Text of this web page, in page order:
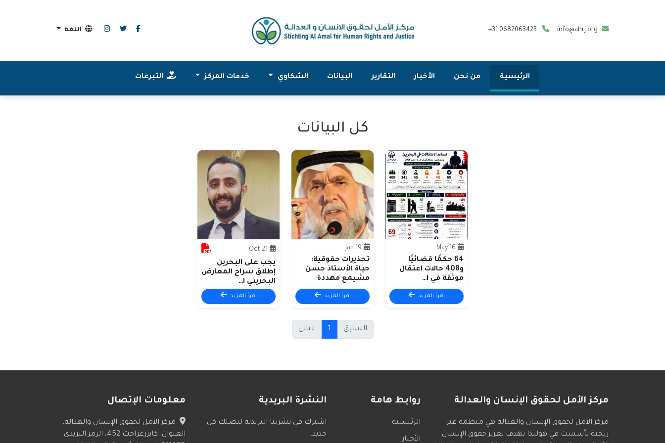
info@ahrj.org
+31 0682063423 اللغة
الرئيسية من نحن الأخبار التقارير البيانات الشكاوي خدمات المركز التبرعات
كل البيانات
16 May
64 حكمًا قضائيًا
و408 حالات اعتقال
موثقة في ا…
اقرأ المزيد
19 Jan
تحذيرات حقوقية:
حياة الأستاذ حسن
مشيمع مهددة
اقرأ المزيد
21 Oct
يجب على البحرين
إطلاق سراح المعارض
البحريني ا…
اقرأ المزيد
السابق 1 التالي
مركز الأمل لحقوق الإنسان والعدالة
مركز الأمل لحقوق الإنسان والعدالة هي منظمة غير
ربحية تأسست في هولندا بهدف تعزيز حقوق الإنسان
روابط هامة
الرئيسية
الأخبار
النشرة البريدية
اشترك في نشرتنا البريدية ليصلك كل
جديد.
معلومات الإتصال
مركز الأمل لحقوق الإنسان والعدالة،
العنوان: كايزرغراخت 452، الرمز البريدي: